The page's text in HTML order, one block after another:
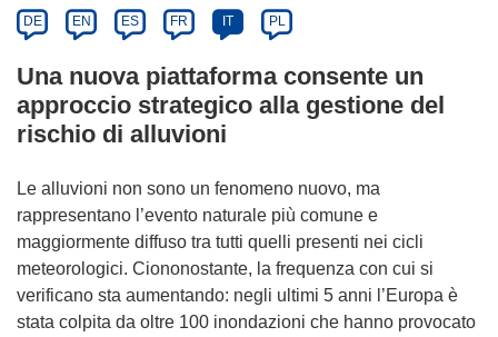
DE EN ES FR IT PL
Una nuova piattaforma consente un
approccio strategico alla gestione del
rischio di alluvioni
Le alluvioni non sono un fenomeno nuovo, ma
rappresentano l’evento naturale più comune e
maggiormente diffuso tra tutti quelli presenti nei cicli
meteorologici. Ciononostante, la frequenza con cui si
verificano sta aumentando: negli ultimi 5 anni l’Europa è
stata colpita da oltre 100 inondazioni che hanno provocato